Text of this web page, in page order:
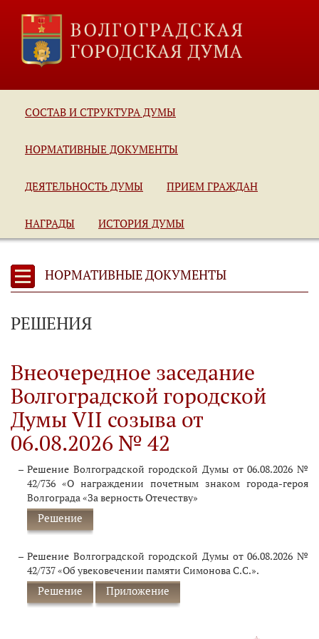
СОСТАВ И СТРУКТУРА ДУМЫ
НОРМАТИВНЫЕ ДОКУМЕНТЫ
ДЕЯТЕЛЬНОСТЬ ДУМЫ ПРИЕМ ГРАЖДАН
НАГРАДЫ ИСТОРИЯ ДУМЫ
НОРМАТИВНЫЕ ДОКУМЕНТЫ
РЕШЕНИЯ
Внеочередное заседание
Волгоградской городской
Думы VII созыва от
06.08.2026 № 42
Решение Волгоградской городской Думы от 06.08.2026 №
42/736 «О награждении почетным знаком города-героя
Волгограда «За верность Отечеству»
Решение
Решение Волгоградской городской Думы от 06.08.2026 №
42/737 «Об увековечении памяти Симонова С.С.».
Решение Приложение